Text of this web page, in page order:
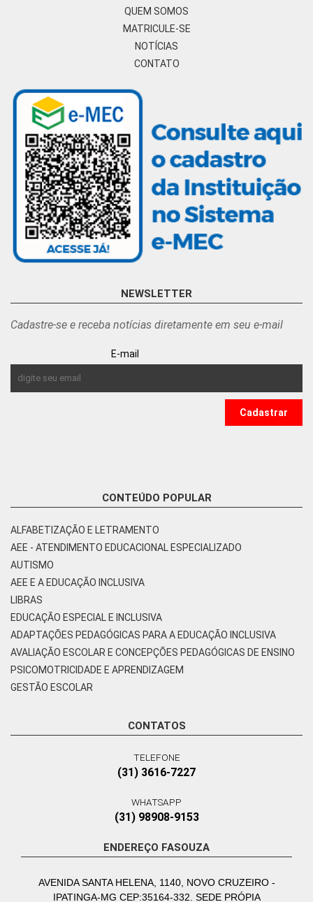
QUEM SOMOS
MATRICULE-SE
NOTÍCIAS
CONTATO
NEWSLETTER
Cadastre-se e receba notícias diretamente em seu e-mail
E-mail
CONTEÚDO POPULAR
ALFABETIZAÇÃO E LETRAMENTO
AEE - ATENDIMENTO EDUCACIONAL ESPECIALIZADO
AUTISMO
AEE E A EDUCAÇÃO INCLUSIVA
LIBRAS
EDUCAÇÃO ESPECIAL E INCLUSIVA
ADAPTAÇÕES PEDAGÓGICAS PARA A EDUCAÇÃO INCLUSIVA
AVALIAÇÃO ESCOLAR E CONCEPÇÕES PEDAGÓGICAS DE ENSINO
PSICOMOTRICIDADE E APRENDIZAGEM
GESTÃO ESCOLAR
CONTATOS
TELEFONE
(31) 3616-7227
WHATSAPP
(31) 98908-9153
ENDEREÇO FASOUZA
AVENIDA SANTA HELENA, 1140, NOVO CRUZEIRO -
IPATINGA-MG CEP:35164-332. SEDE PRÓPIA